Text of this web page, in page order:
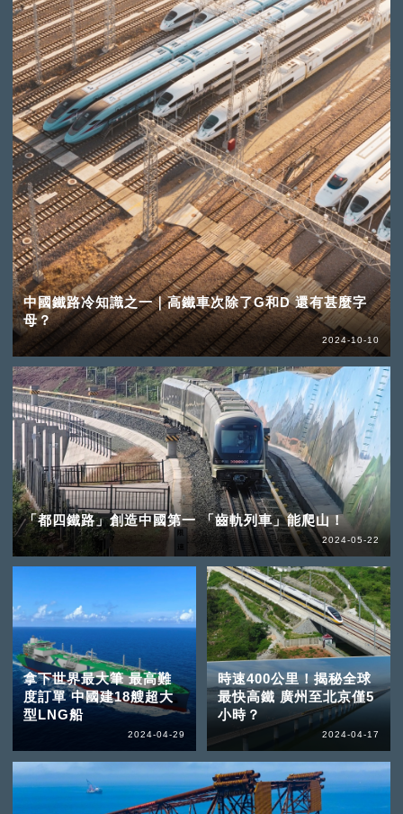
中國鐵路冷知識之一｜高鐵車次除了G和D 還有甚麼字
母？
2024-10-10
「都四鐵路」創造中國第一 「齒軌列車」能爬山！
2024-05-22
拿下世界最大筆 最高難
度訂單 中國建18艘超大
型LNG船
2024-04-29
時速400公里！揭秘全球
最快高鐵 廣州至北京僅5
小時？
2024-04-17